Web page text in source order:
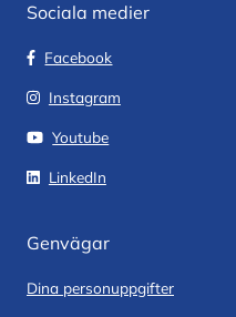
Sociala medier
Facebook
Instagram
Youtube
LinkedIn
Genvägar
Dina personuppgifter